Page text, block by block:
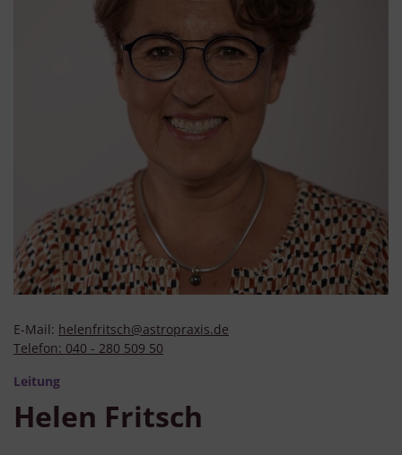
E-Mail: helenfritsch@astropraxis.de
Telefon: 040 - 280 509 50
Leitung
Helen Fritsch